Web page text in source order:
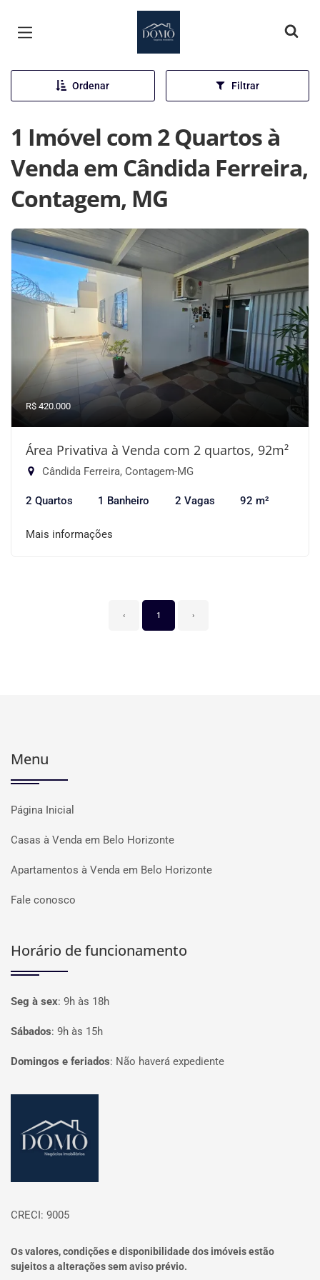
Página inicial
Ordenar Filtrar
1 Imóvel com 2 Quartos à
Venda em Cândida Ferreira,
Contagem, MG
R$ 420.000
Área Privativa à Venda com 2 quartos, 92m²
Cândida Ferreira, Contagem-MG
2 Quartos 1 Banheiro 2 Vagas 92 m²
Mais informações
‹ 1 ›
Menu
Página Inicial
Casas à Venda em Belo Horizonte
Apartamentos à Venda em Belo Horizonte
Fale conosco
Horário de funcionamento
Seg à sex: 9h às 18h
Sábados: 9h às 15h
Domingos e feriados: Não haverá expediente
CRECI: 9005
Os valores, condições e disponibilidade dos imóveis estão
sujeitos a alterações sem aviso prévio.